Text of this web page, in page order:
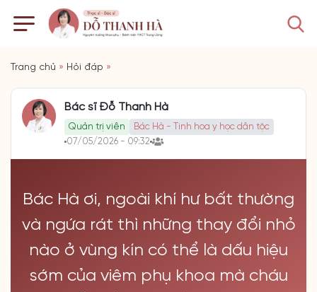
Trang chủ » Hỏi đáp »
Bác sĩ Đỗ Thanh Hà
Quản trị viên
Bác Hà - Tinh hoa y học dân tộc
07/05/2026 - 09:32
Bác Hà ơi, ngoài khí hư bất thường
và ngứa rát thì những thay đổi nhỏ
nào ở vùng kín có thể là dấu hiệu
sớm của viêm phụ khoa mà cháu